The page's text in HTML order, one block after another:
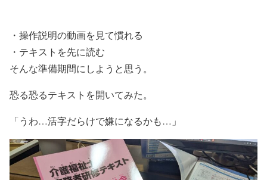
・操作説明の動画を見て慣れる
・テキストを先に読む
そんな準備期間にしようと思う。
恐る恐るテキストを開いてみた。
「うわ…活字だらけで嫌になるかも…」